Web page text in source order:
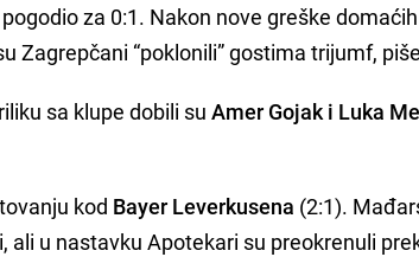
za 0:1. Nakon nove greške
Zagrepčani “poklonili” gostima trijumf, piše
sa klupe dobili su Amer Gojak i Luka
kod Bayer Leverkusena (2:1).
u nastavku Apotekari su preokrenuli